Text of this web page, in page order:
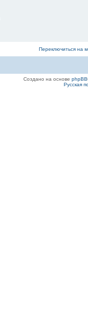
Переключиться на
Создано на основе phpBB
Русская